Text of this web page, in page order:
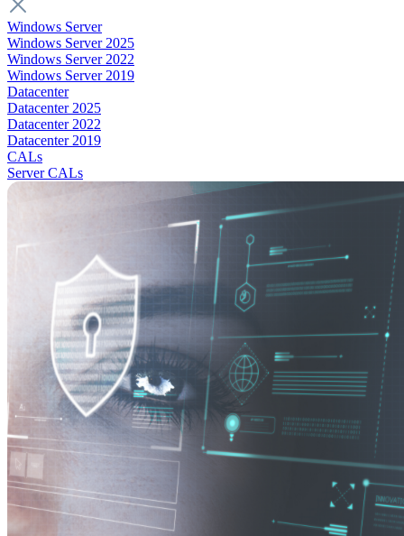
Windows Server
Windows Server 2025
Windows Server 2022
Windows Server 2019
Datacenter
Datacenter 2025
Datacenter 2022
Datacenter 2019
CALs
Server CALs